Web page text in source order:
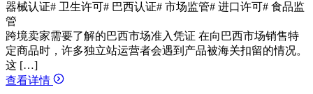
器械认证# 卫生许可# 巴西认证# 市场监管# 进口许可# 食品监
管
跨境卖家需要了解的巴西市场准入凭证 在向巴西市场销售特
定商品时，许多独立站运营者会遇到产品被海关扣留的情况。
这 […]
查看详情